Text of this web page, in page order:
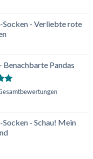
Socken - Verliebte rote
Benachbarte Pandas
Socken - Schau! Mein